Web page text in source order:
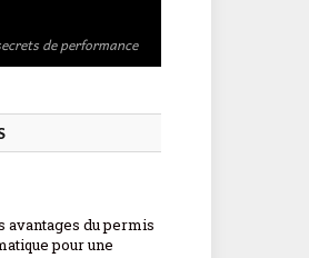
de performance
avantages du permis
pour une